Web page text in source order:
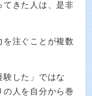
てきた人は、是非
を注ぐことが複数
験した」ではな
の人を自分から巻